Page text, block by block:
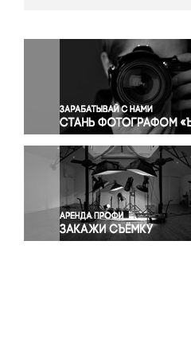
Окружающая среда
Политика
Правосудие
Происшествия и
Религия
Светская жизнь
Спорт
Экология
Экономика и бизнес